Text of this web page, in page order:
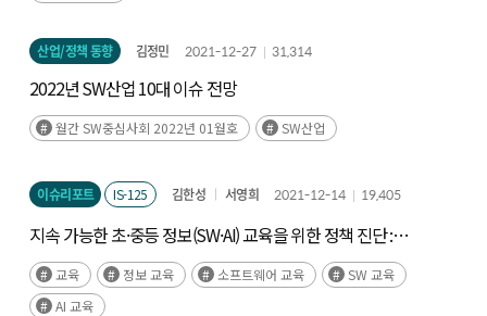
산업/정책 동향 김정민 2021-12-27 31,314
2022년 SW산업 10대 이슈 전망
월간 SW중심사회 2022년 01월호 SW산업
이슈리포트 IS-125 김한성 서영희 2021-12-14 19,405
지속 가능한 초·중등 정보(SW·AI) 교육을 위한 정책 진단 :
Code.org 연합의 컴퓨터과학교육 정책 진단 프레임으로 본
우리나라 정보교육
교육 정보 교육 소프트웨어 교육
SW 교육
AI 교육